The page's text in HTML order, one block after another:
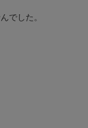
でした。